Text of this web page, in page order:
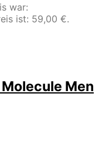
war:
ist: 59,00 €.
Men